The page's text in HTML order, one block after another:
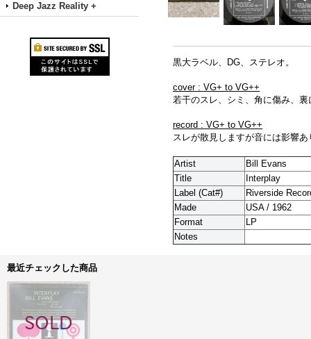
Deep Jazz Reality +
黒大ラベル、DG、ステレオ。
cover : VG+ to VG++
若干のスレ、シミ、角に傷み、
record : VG+ to VG++
スレが散見しますが音には影響あ
Artist
Bill Evans
Title
Interplay
Label (Cat#)
Riverside
Made
USA / 1962
Format
LP
Notes
最近チェックした商品